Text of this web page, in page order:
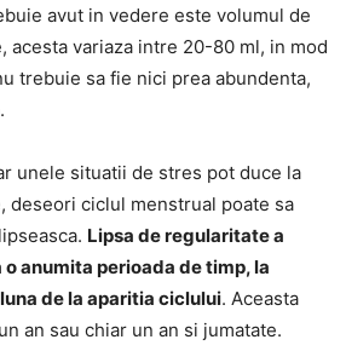
avut in vedere este volumul de
acesta variaza intre 20-80 ml, in mod
trebuie sa fie nici prea abundenta,
unele situatii de stres pot duce la
deseori ciclul menstrual poate sa
Lipsa de regularitate a
anumita perioada de timp, la
de la aparitia ciclului. Aceasta
an sau chiar un an si jumatate.